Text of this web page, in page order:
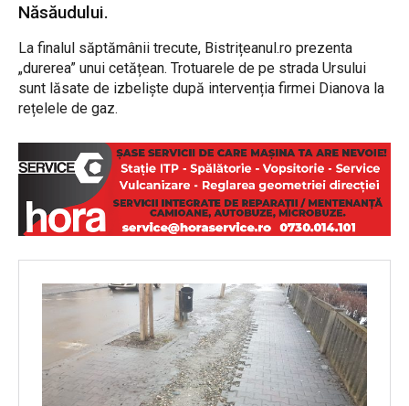
Năsăudului.
La finalul săptămânii trecute, Bistrițeanul.ro prezenta
„durerea” unui cetățean. Trotuarele de pe strada Ursului
sunt lăsate de izbeliște după intervenția firmei Dianova la
rețelele de gaz.